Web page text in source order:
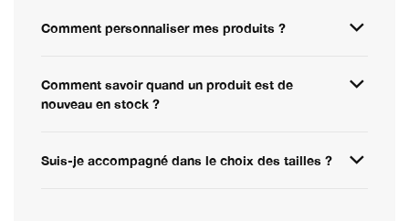
Comment personnaliser mes produits ?
Comment savoir quand un produit est de
nouveau en stock ?
Suis-je accompagné dans le choix des tailles ?